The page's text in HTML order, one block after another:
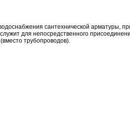
сантехнической арматуры,
для непосредственного
трубопроводов).